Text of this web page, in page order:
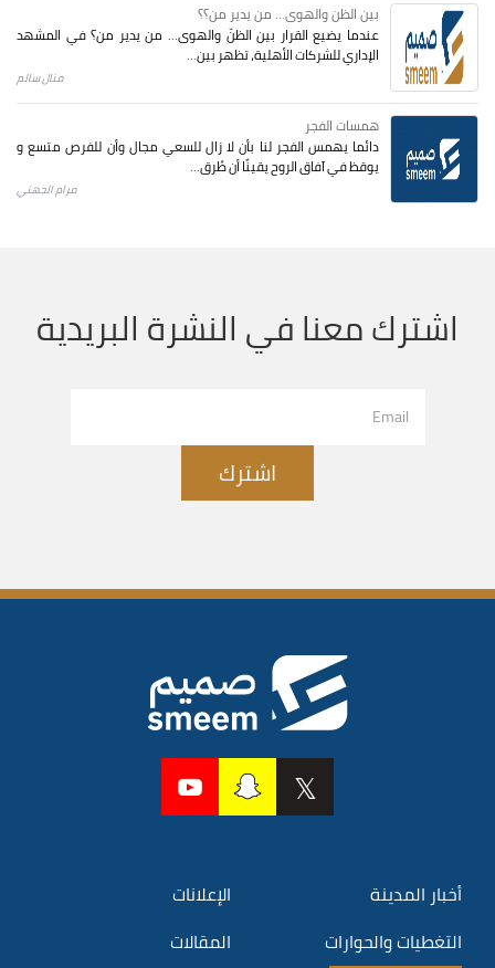
بين الظن والهوى... من يدير من؟؟
عندما يضيع القرار بين الظنّ والهوى… من يدير من؟ في المشهد
الإداري للشركات الأهلية، تظهر بين...
منال سالم
همسات الفجر
دائما يهمس الفجر لنا بأن لا زال للسعي مجال وأن للفرص متسع و
يوقظ في آفاق الروح يقينًا أن طُرق...
مرام الجهني
اشترك معنا في النشرة البريدية
اشترك
أخبار المدينة
الإعلانات
التغطيات والحوارات
المقالات